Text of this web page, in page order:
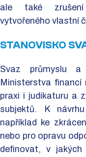
ale také zrušení
vytvořeného vlastní
STANOVISKO
Svaz průmyslu
Ministerstva financí
praxi i judikaturu a
subjektů. K
například ke
nebo pro opravu
definovat, v